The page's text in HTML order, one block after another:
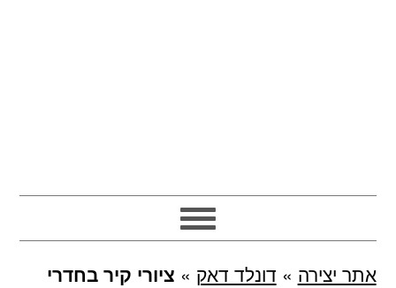
אתר יצירה » דונלד דאק » ציורי קיר בחדרי